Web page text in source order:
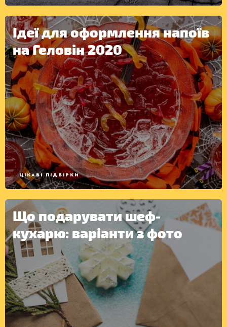
Ідеї для оформлення напоїв
на Геловін 2020
ЦІКАВІ ПІДБІРКИ
Що подарувати шеф-
кухарю: варіанти з фото